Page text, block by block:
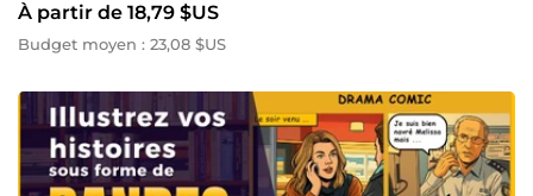
À partir de 18,79 $US
Budget moyen : 23,08 $US